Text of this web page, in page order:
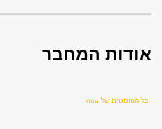
אודות המחבר
כל הפוסטים של noa